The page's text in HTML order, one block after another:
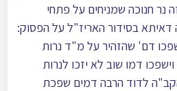
נר חנוכה שמניחים על פתחי
בסידור האריז"ל על הפסוק:
דם' שהזהיר על מ"ד נרות
דמו שוב לא יזכו לנרות
לדוד הרבה דמים שפכת